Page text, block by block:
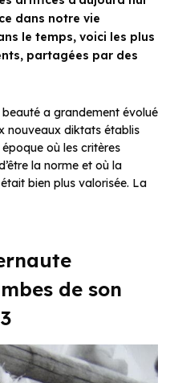
dans notre vie
le temps, voici les plus
partagées par des
a grandement évolué
nouveaux diktats établis
où les critères
la norme et où la
bien plus valorisée. La
de son